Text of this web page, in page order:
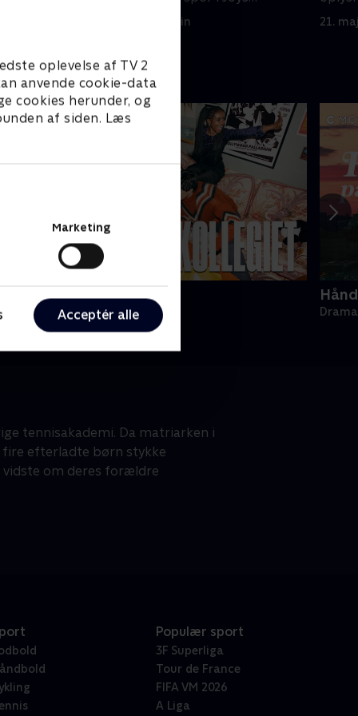
oplevelse af TV 2
anvende cookie-data
cookies herunder, og
af siden. Læs
Marketing
Acceptér alle
14. maj 2024 • 48 min 21.
Kollegiet
• 1 sæsoner
tennisakademi. Da matriarken i
fire efterladte børn stykke
vidste om deres forældre
Populær sport
3F Superliga
Tour de France
FIFA VM 2026
A Liga